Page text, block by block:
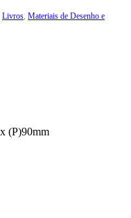
Livros, Materiais de Desenho e
(P)90mm